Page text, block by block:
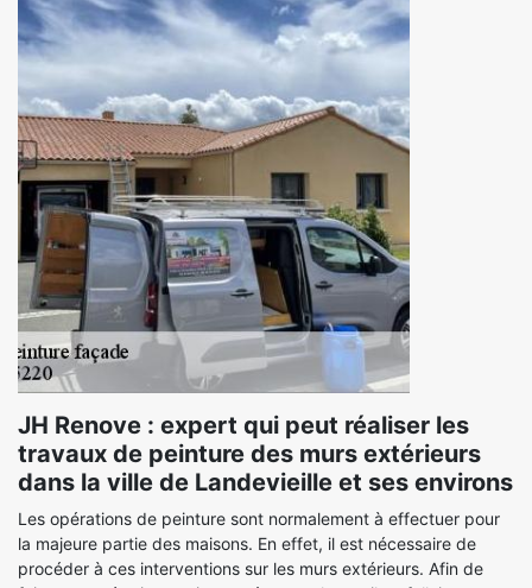
JH Renove : expert qui peut réaliser les
travaux de peinture des murs extérieurs
dans la ville de Landevieille et ses environs
Les opérations de peinture sont normalement à effectuer pour
la majeure partie des maisons. En effet, il est nécessaire de
procéder à ces interventions sur les murs extérieurs. Afin de